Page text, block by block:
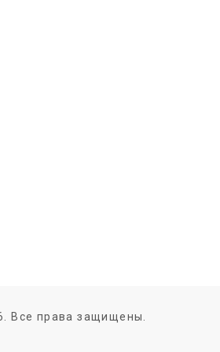
Все права защищены.